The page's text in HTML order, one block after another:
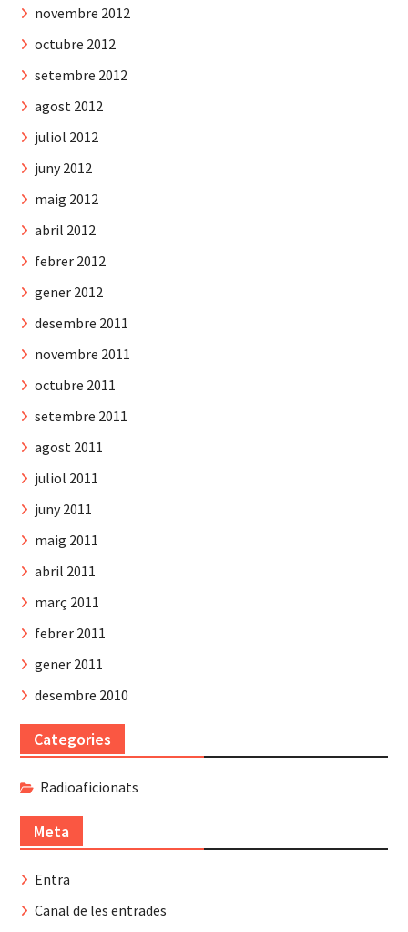
novembre 2012
octubre 2012
setembre 2012
agost 2012
juliol 2012
juny 2012
maig 2012
abril 2012
febrer 2012
gener 2012
desembre 2011
novembre 2011
octubre 2011
setembre 2011
agost 2011
juliol 2011
juny 2011
maig 2011
abril 2011
març 2011
febrer 2011
gener 2011
desembre 2010
Categories
Radioaficionats
Meta
Entra
Canal de les entrades